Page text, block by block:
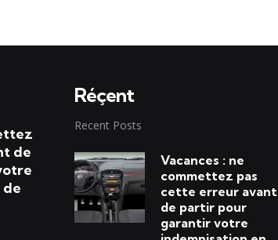
de
de
Réçent
Recent Posts
Vacances : ne
commettez pas
cette erreur avant
de partir pour
garantir votre